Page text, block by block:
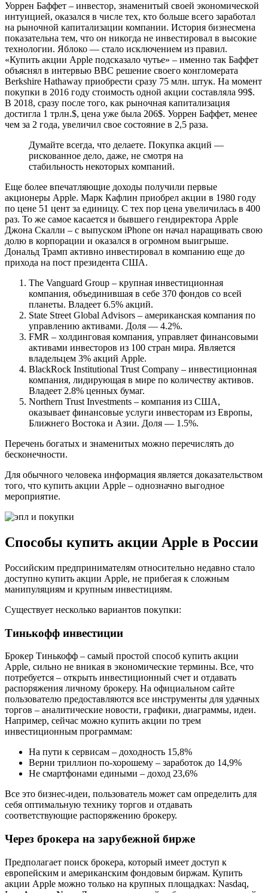
Уоррен Баффет – инвестор, знаменитый своей экономической
интуицией, оказался в числе тех, кто больше всего заработал
на рыночной капитализации компании. История бизнесмена
показательна тем, что он никогда не инвестировал в высокие
технологии. Яблоко — стало исключением из правил.
«Купить акции Apple подсказало чутье» – именно так Баффет
объяснял в интервью BBC решение своего конгломерата
Berkshire Hathaway приобрести сразу 75 млн. штук. На момент
покупки в 2016 году стоимость одной акции составляла 99$.
В 2018, сразу после того, как рыночная капитализация
достигла 1 трлн.$, цена уже была 206$. Уоррен Баффет, менее
чем за 2 года, увеличил свое состояние в 2,5 раза.
Думайте всегда, что делаете. Покупка акций —
рискованное дело, даже, не смотря на
стабильность некоторых компаний.
Еще более впечатляющие доходы получили первые
акционеры Apple. Марк Кафлин приобрел акции в 1980 году
по цене 51 цент за единицу. С тех пор цена увеличилась в 400
раз. То же самое касается и бывшего гендиректора Apple
Джона Скалли – с выпуском iPhone он начал наращивать свою
долю в корпорации и оказался в огромном выигрыше.
Дональд Трамп активно инвестировал в компанию еще до
прихода на пост президента США.
The Vanguard Group – крупная инвестиционная
компания, объединившая в себе 370 фондов со всей
планеты. Владеет 6.5% акций.
State Street Global Advisors – американская компания по
управлению активами. Доля — 4.2%.
FMR – холдинговая компания, управляет финансовыми
активами инвесторов из 100 стран мира. Является
владельцем 3% акций Apple.
BlackRock Institutional Trust Company – инвестиционная
компания, лидирующая в мире по количеству активов.
Владеет 2.8% ценных бумаг.
Northern Trust Investments – компания из США,
оказывает финансовые услуги инвесторам из Европы,
Ближнего Востока и Азии. Доля — 1.5%.
Перечень богатых и знаменитых можно перечислять до
бесконечности.
Для обычного человека информация является доказательством
того, что купить акции Apple – однозначно выгодное
мероприятие.
Способы купить акции Apple в России
Российским предпринимателям относительно недавно стало
доступно купить акции Apple, не прибегая к сложным
манипуляциям и крупным инвестициям.
Существует несколько вариантов покупки:
Тинькофф инвестиции
Брокер Тинькофф – самый простой способ купить акции
Apple, сильно не вникая в экономические термины. Все, что
потребуется – открыть инвестиционный счет и отдавать
распоряжения личному брокеру. На официальном сайте
пользователю предоставляются все инструменты для удачных
торгов – аналитические новости, графики, диаграммы, идеи.
Например, сейчас можно купить акции по трем
инвестиционным программам:
На пути к сервисам – доходность 15,8%
Верни триллион по-хорошему – заработок до 14,9%
Не смартфонами едиными – доход 23,6%
Все это бизнес-идеи, пользователь может сам определить для
себя оптимальную технику торгов и отдавать
соответствующие распоряжению брокеру.
Через брокера на зарубежной бирже
Предполагает поиск брокера, который имеет доступ к
европейским и американским фондовым биржам. Купить
акции Apple можно только на крупных площадках: Nasdaq,